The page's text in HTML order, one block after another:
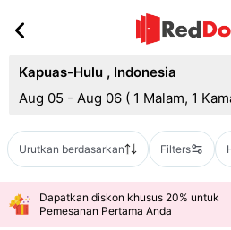
Kapuas-Hulu , Indonesia
Aug 05 - Aug 06 ( 1 Malam, 1
Urutkan berdasarkan Filters
Dapatkan diskon khusus 20% untuk
Pemesanan Pertama Anda